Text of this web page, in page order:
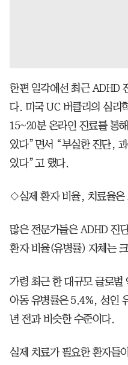
한편 일각에선 최근 ADHD
다. 미국 UC 버클리의 심리
15~20분 온라인 진료를 통
있다”면서 “부실한 진단,
있다”고 했다.
◇실제 환자 비율, 치료율은
많은 전문가들은 ADHD 진
환자 비율(유병률) 자체는
가령 최근 한 대규모 글로벌
아동 유병률은 5.4%, 성인
년 전과 비슷한 수준이다.
실제 치료가 필요한 환자들